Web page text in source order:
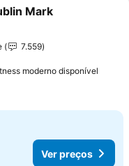
aos favoritos
Mark
7.559
moderno disponível
Ver preços